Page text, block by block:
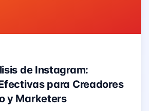
de Instagram:
para Creadores
y Marketers